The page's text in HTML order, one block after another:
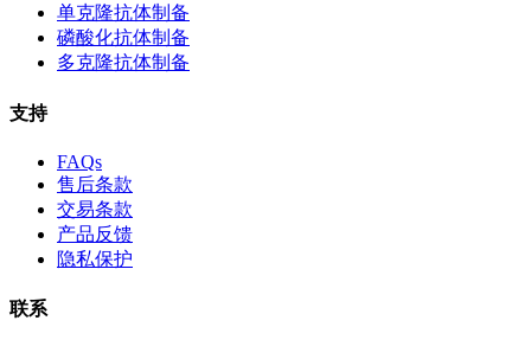
单克隆抗体制备
磷酸化抗体制备
多克隆抗体制备
支持
FAQs
售后条款
交易条款
产品反馈
隐私保护
联系